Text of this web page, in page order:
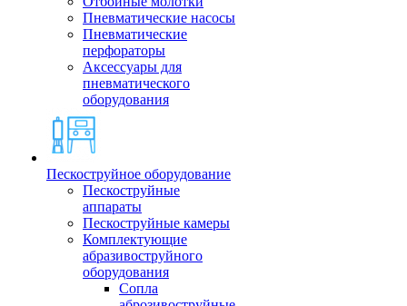
Пневматические насосы
Пневматические
перфораторы
Аксессуары для
пневматического
оборудования
Пескоструйное оборудование
Пескоструйные
аппараты
Пескоструйные камеры
Комплектующие
абразивоструйного
оборудования
Сопла